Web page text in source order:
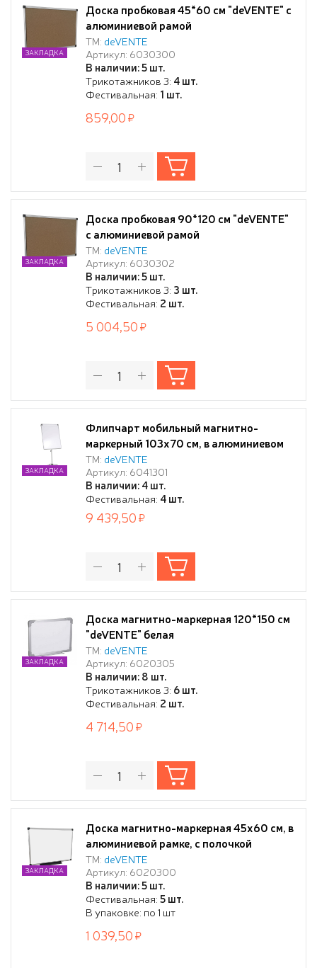
Доска пробковая 45*60 см "deVENTE" с
алюминиевой рамой
ТМ: deVENTE
Артикул: 6030300
В наличии: 5 шт.
Трикотажников 3: 4 шт.
Фестивальная: 1 шт.
ЗАКЛАДКА
859,00
Доска пробковая 90*120 см "deVENTE"
с алюминиевой рамой
ТМ: deVENTE
Артикул: 6030302
В наличии: 5 шт.
Трикотажников 3: 3 шт.
Фестивальная: 2 шт.
ЗАКЛАДКА
5 004,50
Флипчарт мобильный магнитно-
маркерный 103х70 см, в алюминиевом
профиле, на роликах, регулируемый по
высоте
ТМ: deVENTE
Артикул: 6041301
В наличии: 4 шт.
Фестивальная: 4 шт.
ЗАКЛАДКА
9 439,50
Доска магнитно-маркерная 120*150 см
"deVENTE" белая
ТМ: deVENTE
Артикул: 6020305
В наличии: 8 шт.
Трикотажников 3: 6 шт.
Фестивальная: 2 шт.
ЗАКЛАДКА
4 714,50
Доска магнитно-маркерная 45х60 см, в
алюминиевой рамке, с полочкой
ТМ: deVENTE
Артикул: 6020300
В наличии: 5 шт.
Фестивальная:5 шт.
В упаковке: по 1 шт
ЗАКЛАДКА
1 039,50